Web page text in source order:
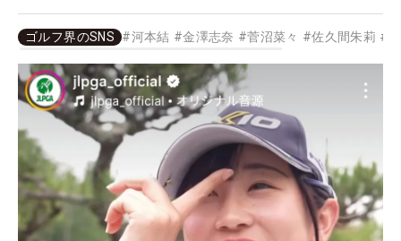
ゴルフ界のSNS #河本結 #金澤志奈 #菅沼菜々 #佐久間朱莉 #